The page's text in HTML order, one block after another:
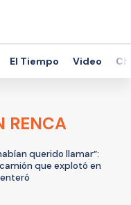
El Tiempo Video
RENCA
querido llamar”:
que explotó en